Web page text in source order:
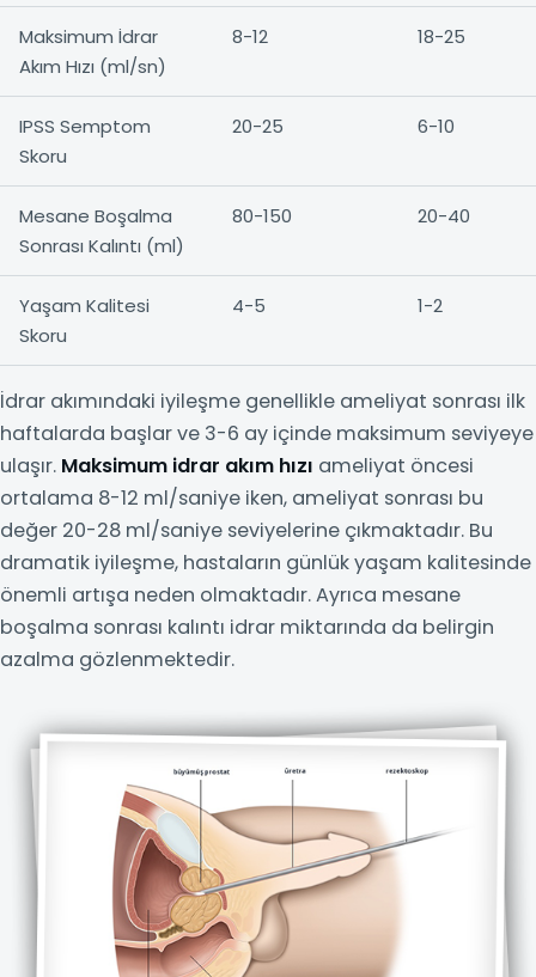
Maksimum İdrar
Akım Hızı (ml/sn)
8-12 18-25
IPSS Semptom
Skoru
20-25 6-10
Mesane Boşalma
Sonrası Kalıntı (ml)
80-150 20-40
Yaşam Kalitesi
Skoru
4-5 1-2
İdrar akımındaki iyileşme genellikle ameliyat sonrası ilk
haftalarda başlar ve 3-6 ay içinde maksimum seviyeye
ulaşır. Maksimum idrar akım hızı ameliyat öncesi
ortalama 8-12 ml/saniye iken, ameliyat sonrası bu
değer 20-28 ml/saniye seviyelerine çıkmaktadır. Bu
dramatik iyileşme, hastaların günlük yaşam kalitesinde
önemli artışa neden olmaktadır. Ayrıca mesane
boşalma sonrası kalıntı idrar miktarında da belirgin
azalma gözlenmektedir.